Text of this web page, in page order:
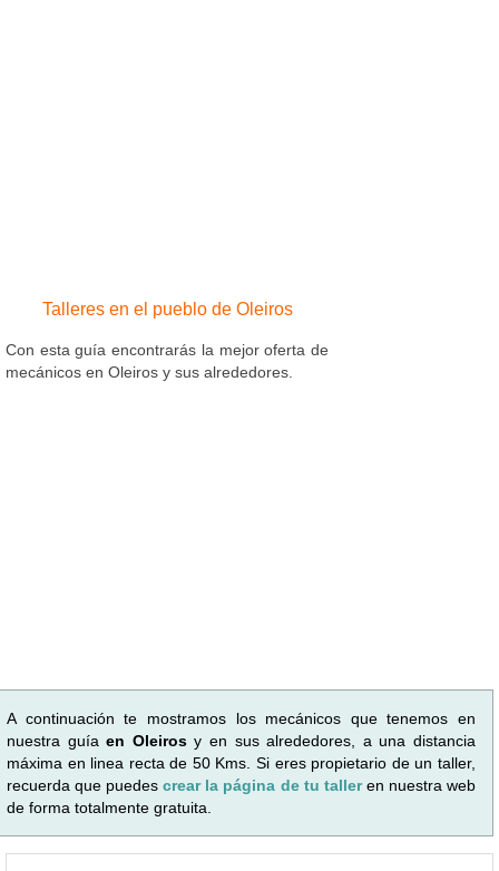
Talleres en el pueblo de Oleiros
Con esta guía encontrarás la mejor oferta de
mecánicos en Oleiros y sus alrededores.
A continuación te mostramos los mecánicos que tenemos en
nuestra guíaen Oleirosy en sus alrededores, a una distancia
máxima en linea recta de 50 Kms. Si eres propietario de un taller,
recuerda que puedescrear la página de tu talleren nuestra web
de forma totalmente gratuita.